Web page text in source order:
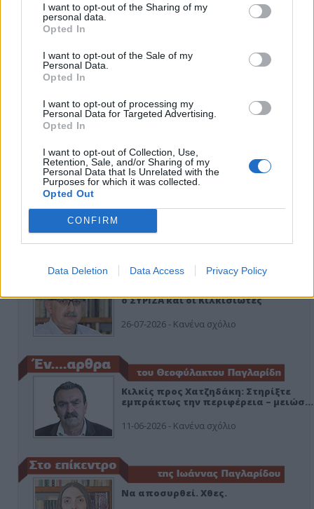
I want to opt-out of the Sharing of my
personal data.
Opted In
I want to opt-out of the Sale of my
Personal Data.
Opted In
I want to opt-out of processing my
Personal Data for Targeted Advertising.
Opted In
I want to opt-out of Collection, Use,
Retention, Sale, and/or Sharing of my
Personal Data that Is Unrelated with the
Purposes for which it was collected.
Opted Out
CONFIRM
Data Deletion Data Access Privacy Policy
ΑΠΟΨΕΙΣ
ο ΣΥΡΙΖΑ και οι Κιλκισιώτες
26-07-2026 - Κανένα σχόλιο
Κιλκίς προς Χατζηδάκη: Στηρίξτε
εμπράκτως την περιφέρεια – μειώσ…
11-06-2026 - Κανένα σχόλιο
Να αποσυρθεί. Χθες.